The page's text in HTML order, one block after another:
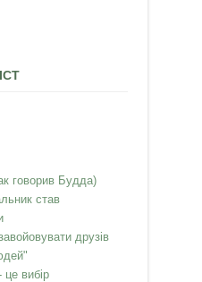
говорив Будда)
став
друзів
вибір